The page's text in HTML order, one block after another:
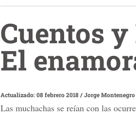
Cuentos
El
Actualizado: 08 febrero 2018/Jorge Montenegro
Las muchachas se reían con las